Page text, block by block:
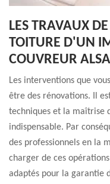
LES TRAVAUX
TOITURE D'UN
COUVREUR
Les interventions que
être des rénovations. Il
techniques et la maîtrise
indispensable. Par
des professionnels en la
charger de ces
adaptés pour la garantie